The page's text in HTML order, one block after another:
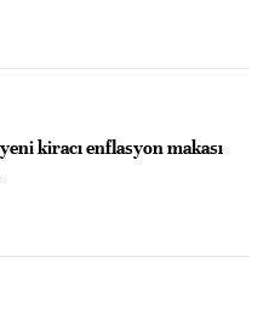
kiracı enflasyon makası